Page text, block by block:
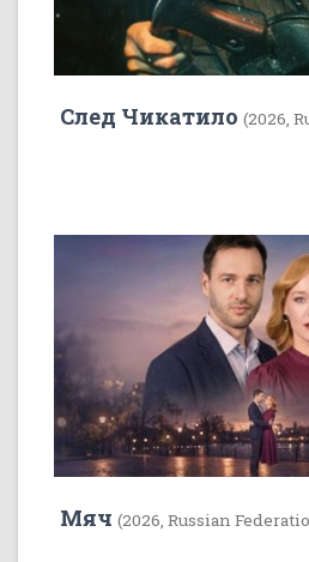
След Чикатило (2026,
Мяч (2026, Russian